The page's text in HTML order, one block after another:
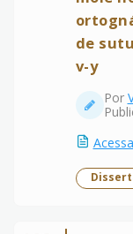
de
v-y
Por